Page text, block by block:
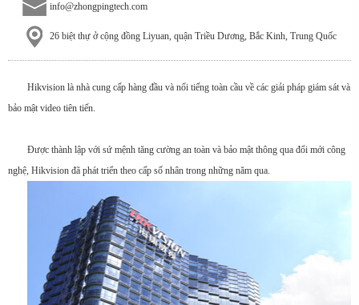
info@zhongpingtech.com
26 biệt thự ở cộng đồng Liyuan, quận Triều Dương, Bắc Kinh, Trung Quốc
Hikvision là nhà cung cấp hàng đầu và nổi tiếng toàn cầu về các giải pháp giám sát và
bảo mật video tiên tiến.
Được thành lập với sứ mệnh tăng cường an toàn và bảo mật thông qua đổi mới công
nghệ, Hikvision đã phát triển theo cấp số nhân trong những năm qua.